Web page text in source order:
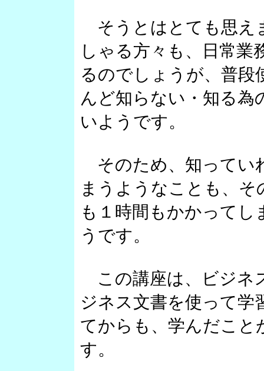
そうとはとても思え
しゃる方々も、日常業
るのでしょうが、普段
んど知らない・知る為
いようです。
そのため、知ってい
まうようなことも、
も１時間もかかって
うです。
この講座は、ビジネ
ジネス文書を使って学
てからも、学んだこと
す。